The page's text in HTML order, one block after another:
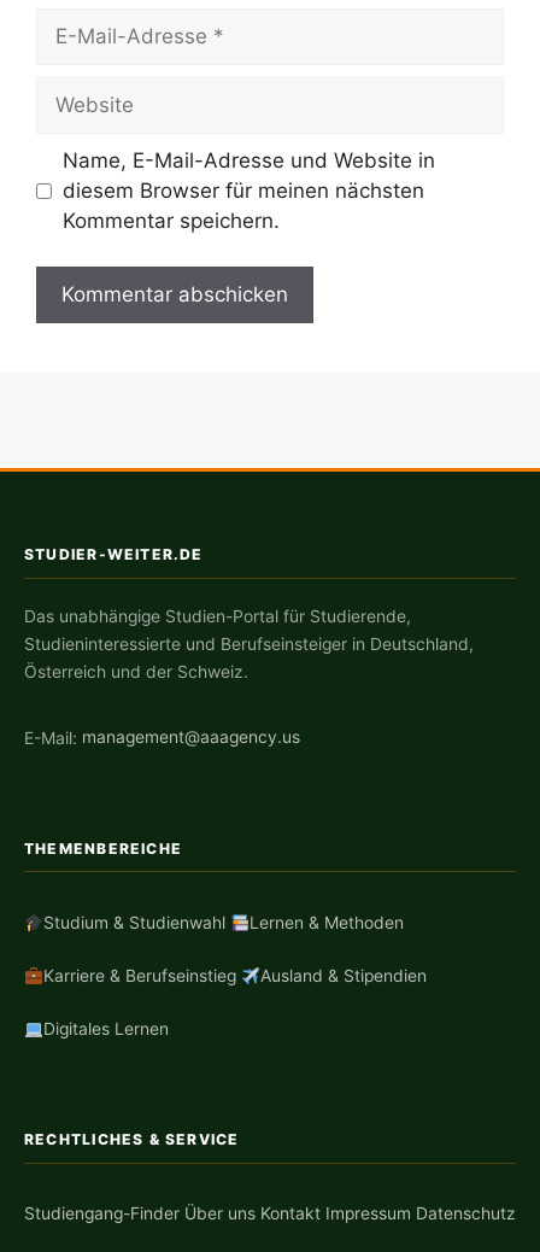
Mail-
Name, E-Mail-Adresse und Website in
diesem Browser für meinen nächsten
Kommentar speichern.
STUDIER-WEITER.DE
Das unabhängige Studien-Portal für Studierende,
Studieninteressierte und Berufseinsteiger in Deutschland,
Österreich und der Schweiz.
E-Mail: management@aaagency.us
THEMENBEREICHE
Studium & Studienwahl Lernen & Methoden
Karriere & Berufseinstieg Ausland & Stipendien
Digitales Lernen
RECHTLICHES & SERVICE
Studiengang-Finder Über uns Kontakt Impressum Datenschutz